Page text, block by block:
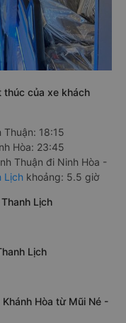
thúc của xe khách
Thuận: 18:15
Hòa: 23:45
Thuận đi Ninh Hòa -
Lịch khoảng: 5.5 giờ
Lịch
Lịch
Hòa từ Mũi Né -